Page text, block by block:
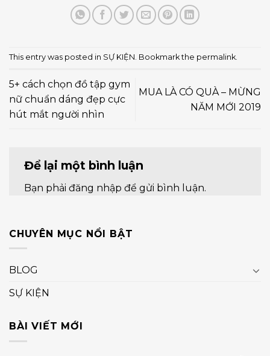
This entry was posted in SỰ KIỆN. Bookmark the permalink.
5+ cách chọn đồ tập gym
nữ chuẩn dáng đẹp cực
hút mắt người nhìn
MUA LÀ CÓ QUÀ – MỪNG
NĂM MỚI 2019
Để lại một bình luận
Bạn phải đăng nhập để gửi bình luận.
CHUYÊN MỤC NỔI BẬT
BLOG
SỰ KIỆN
BÀI VIẾT MỚI